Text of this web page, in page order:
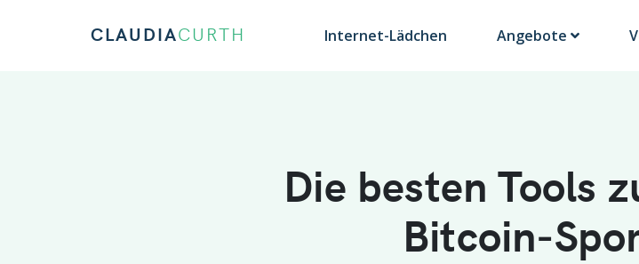
CLAUDIACURTH Internet-Lädchen Angebote
Die besten Tools